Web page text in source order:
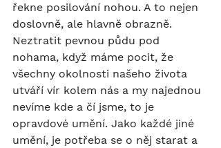
řekne posilování nohou. A to nejen
doslovně, ale hlavně obrazně.
Neztratit pevnou půdu pod
nohama, když máme pocit, že
všechny okolnosti našeho života
utváří vír kolem nás a my najednou
nevíme kde a čí jsme, to je
opravdové umění. Jako každé jiné
umění, je potřeba se o něj starat a